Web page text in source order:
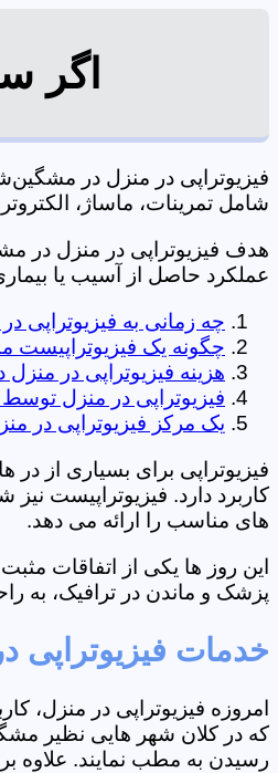
اگر
فیزیوتراپی در منزل در
شامل تمرینات، ماساژ، الکتروتراپی و سایر
هدف فیزیوتراپی در منزل در
عملکرد حاصل از آسیب یا
چه زمانی به فیزیوتراپی
چگونه یک
هزینه فیزیوتراپی در
فیزیوتراپی در منزل
یک مرکز فیزیوتراپی در
فیزیوتراپی برای بسیاری از
کاربرد دارد. فیزیوتراپیست
های مناسب را ارائه می دهد.
این روز ها یکی از اتفاقات
پزشک و ماندن در ترافیک، به
خدمات فیزیوتراپی
امروزه فیزیوتراپی در منزل،
که در کلان شهر هایی نظیر
رسیدن به مطب نمایند. علاوه